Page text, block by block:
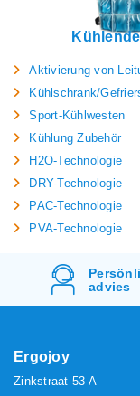
Aktivierung von
Kühlschrank/
Sport-Kühlwesten
Kühlung Zubehör
H2O-Technologie
DRY-Technologie
PAC-Technologie
PVA-Technologie
advies
Ergojoy
Zinkstraat 53 A